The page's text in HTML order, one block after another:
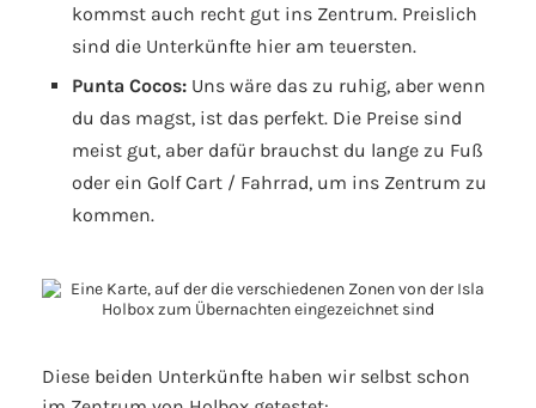
kommst auch recht gut ins Zentrum. Preislich
sind die Unterkünfte hier am teuersten.
Punta Cocos: Uns wäre das zu ruhig, aber wenn
du das magst, ist das perfekt. Die Preise sind
meist gut, aber dafür brauchst du lange zu Fuß
oder ein Golf Cart / Fahrrad, um ins Zentrum zu
kommen.
Diese beiden Unterkünfte haben wir selbst schon